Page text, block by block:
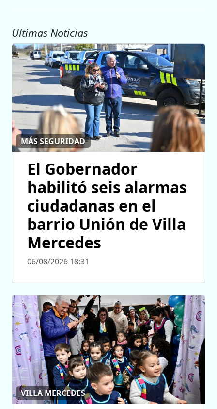
Ultimas Noticias
MÁS SEGURIDAD
El Gobernador
habilitó seis alarmas
ciudadanas en el
barrio Unión de Villa
Mercedes
06/08/2026 18:31
VILLA MERCEDES